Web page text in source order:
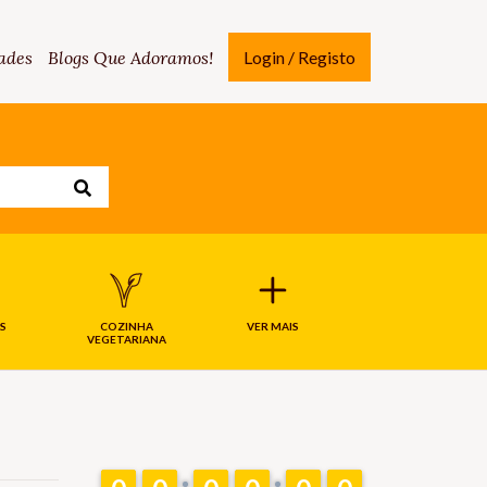
Blogs Que Adoramos! Login / Registo
COZINHA
VEGETARIANA
VER MAIS